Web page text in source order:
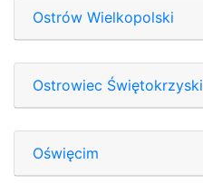
Ostrów Wielkopolski
Ostrowiec Świętokrzyski
Oświęcim